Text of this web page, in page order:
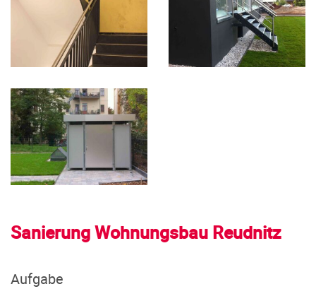
Sanierung Wohnungsbau Reudnitz
Aufgabe